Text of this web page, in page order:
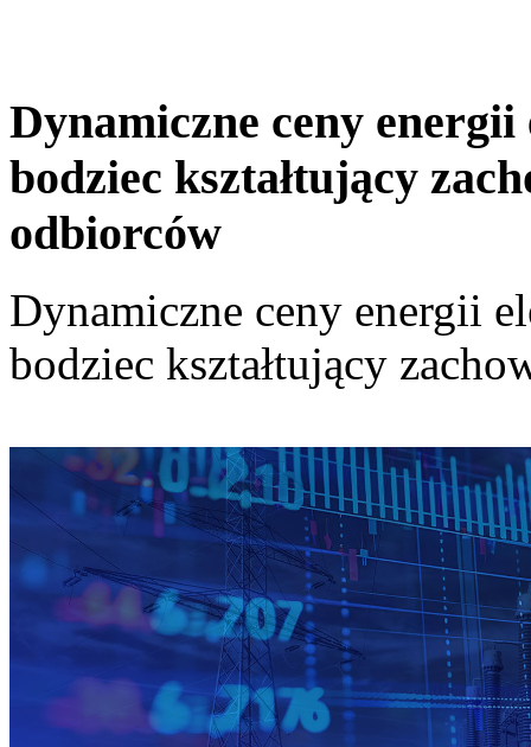
Dynamiczne ceny
bodziec kształtujący
odbiorców
Dynamiczne ceny energii
bodziec kształtujący